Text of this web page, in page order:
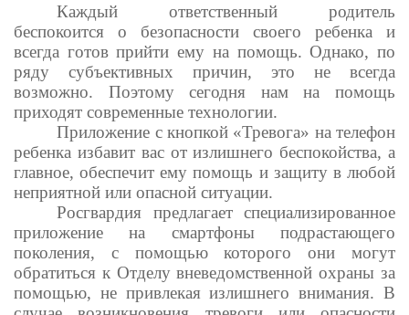
Каждый ответственный родитель
беспокоится о безопасности своего ребенка и
всегда готов прийти ему на помощь. Однако, по
ряду субъективных причин, это не всегда
возможно. Поэтому сегодня нам на помощь
приходят современные технологии.
Приложение с кнопкой «Тревога» на телефон
ребенка избавит вас от излишнего беспокойства, а
главное, обеспечит ему помощь и защиту в любой
неприятной или опасной ситуации.
Росгвардия предлагает специализированное
приложение на смартфоны подрастающего
поколения, с помощью которого они могут
обратиться к Отделу вневедомственной охраны за
помощью, не привлекая излишнего внимания. В